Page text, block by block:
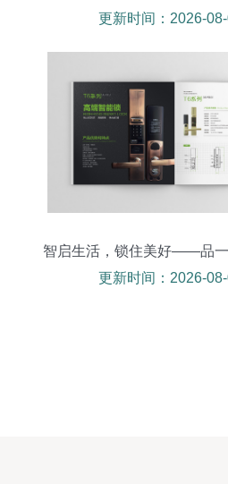
更新时间：2026-
智启生活，锁住美好——品
更新时间：2026-